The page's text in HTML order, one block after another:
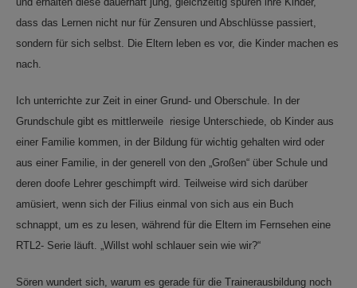
dass das Lernen nicht nur für Zensuren und Abschlüsse passiert,
sondern für sich selbst. Die Eltern leben es vor, die Kinder machen es
nach.
Ich unterrichte zur Zeit in einer Grund- und Oberschule. In der
Grundschule gibt es mittlerweile riesige Unterschiede, ob Kinder aus
einer Familie kommen, in der Bildung für wichtig gehalten wird oder
aus einer Familie, in der generell von den „Großen“ über Schule und
deren doofe Lehrer geschimpft wird. Teilweise wird sich darüber
amüsiert, wenn sich der Filius einmal von sich aus ein Buch
schnappt, um es zu lesen, während für die Eltern im Fernsehen eine
RTL2- Serie läuft. „Willst wohl schlauer sein wie wir?“
Sören wundert sich, warum es gerade für die Trainerausbildung noch